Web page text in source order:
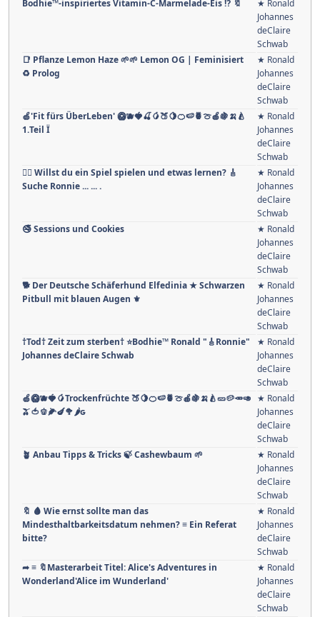
Bodhie™-inspiriertes Vitamin-C-Marmelade-Eis ⁉️ 🔖
★ Ronald
Johannes
deClaire
Schwab
📑 Pflanze Lemon Haze 🌱🌱 Lemon OG | Feminisiert
♻ Prolog
★ Ronald
Johannes
deClaire
Schwab
🍏'Fit fürs ÜberLeben' 🥝🫐🍓🍒🥭🍑🍋🍊🍉🍍🍈🍎🍇🍌🍐
1.Teil Ï
★ Ronald
Johannes
deClaire
Schwab
🏳️‍🌈 Willst du ein Spiel spielen und etwas lernen? 🎸
Suche Ronnie ... ... .
★ Ronald
Johannes
deClaire
Schwab
🚭 Sessions und Cookies
★ Ronald
Johannes
deClaire
Schwab
🐕 Der Deutsche Schäferhund Elfedinia ★ Schwarzen
Pitbull mit blauen Augen ⚜
★ Ronald
Johannes
deClaire
Schwab
†Tod† Zeit zum sterben† ⭐️Bodhie™ Ronald "🎸Ronnie"
Johannes deClaire Schwab
★ Ronald
Johannes
deClaire
Schwab
🍏🥝🫐🍓🥭Trockenfrüchte 🍑🍋🍊🍉🍍🍈🍎🍇🍌🍐🥒🥔🥕🥑
🫒🍅🫑🌽🍆🥦🌶ԍ
★ Ronald
Johannes
deClaire
Schwab
🪴 Anbau Tipps & Tricks 🍃 Cashewbaum 🌱
★ Ronald
Johannes
deClaire
Schwab
🔖 🩸 Wie ernst sollte man das
Mindesthaltbarkeitsdatum nehmen? ≡ Ein Referat
bitte?
★ Ronald
Johannes
deClaire
Schwab
➦ ≡ 🔖Masterarbeit Titel: Alice's Adventures in
Wonderland'Alice im Wunderland'
★ Ronald
Johannes
deClaire
Schwab